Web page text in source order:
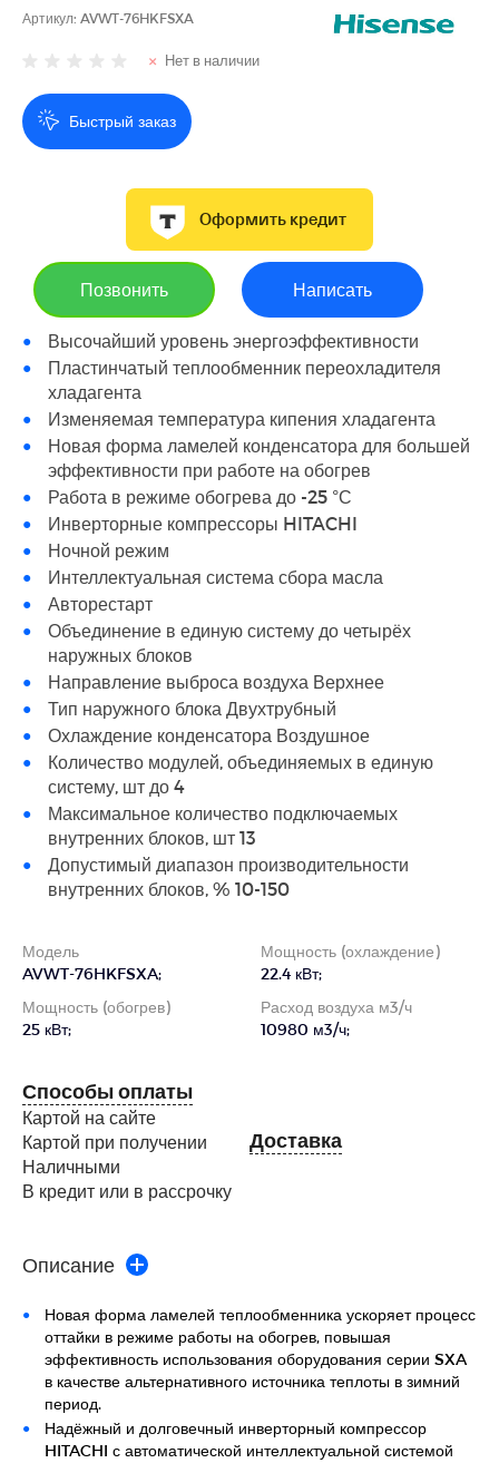
Артикул: AVWT-76HKFSXA
Нет в наличии
Быстрый заказ
Оформить кредит
Позвонить Написать
Высочайший уровень энергоэффективности
Пластинчатый теплообменник переохладителя
хладагента
Изменяемая температура кипения хладагента
Новая форма ламелей конденсатора для большей
эффективности при работе на обогрев
Работа в режиме обогрева до -25 °С
Инверторные компрессоры HITACHI
Ночной режим
Интеллектуальная система сбора масла
Авторестарт
Объединение в единую систему до четырёх
наружных блоков
Направление выброса воздуха Верхнее
Тип наружного блока Двухтрубный
Охлаждение конденсатора Воздушное
Количество модулей, объединяемых в единую
систему, шт до 4
Максимальное количество подключаемых
внутренних блоков, шт 13
Допустимый диапазон производительности
внутренних блоков, % 10-150
Модель
AVWT-76HKFSXA;
Мощность (охлаждение)
22.4 кВт;
Мощность (обогрев)
25 кВт;
Расход воздуха м3/ч
10980 м3/ч;
Способы оплаты
Картой на сайте
Картой при получении
Наличными
В кредит или в рассрочку
Доставка
Описание
Новая форма ламелей теплообменника ускоряет процесс
оттайки в режиме работы на обогрев, повышая
эффективность использования оборудования серии SXA
в качестве альтернативного источника теплоты в зимний
период.
Надёжный и долговечный инверторный компрессор
HITACHI с автоматической интеллектуальной системой